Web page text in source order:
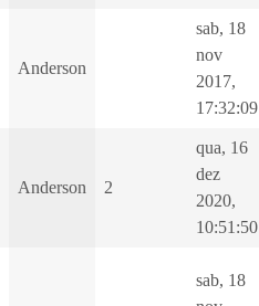
Anderson
sab, 18
nov
2017,
17:32:09
Anderson 2
qua, 16
dez
2020,
10:51:50
sab, 18